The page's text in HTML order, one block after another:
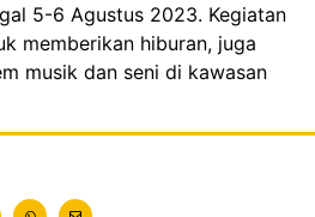
5-6 Agustus 2023. Kegiatan
memberikan hiburan, juga
musik dan seni di kawasan